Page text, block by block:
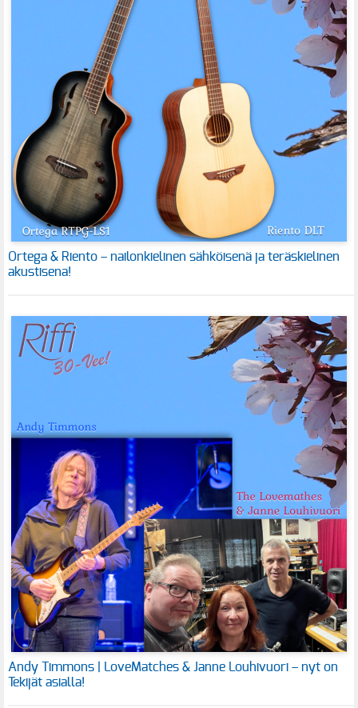
Ortega & Riento – nailonkielinen sähköisenä ja teräskielinen
akustisena!
Andy Timmons | LoveMatches & Janne Louhivuori – nyt on
Tekijät asialla!